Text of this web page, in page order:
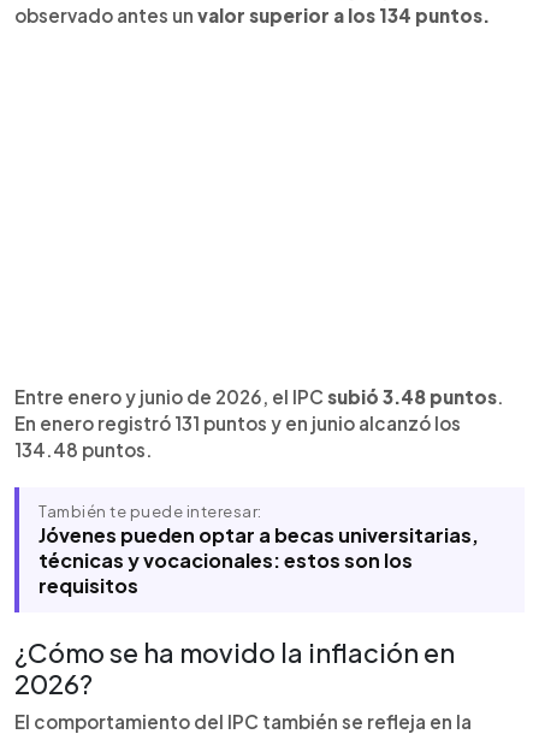
observado antes un valor superior a los 134 puntos.
Entre enero y junio de 2026, el IPC subió 3.48 puntos.
En enero registró 131 puntos y en junio alcanzó los
134.48 puntos.
También te puede interesar:
Jóvenes pueden optar a becas universitarias,
técnicas y vocacionales: estos son los
requisitos
¿Cómo se ha movido la inflación en
2026?
El comportamiento del IPC también se refleja en la